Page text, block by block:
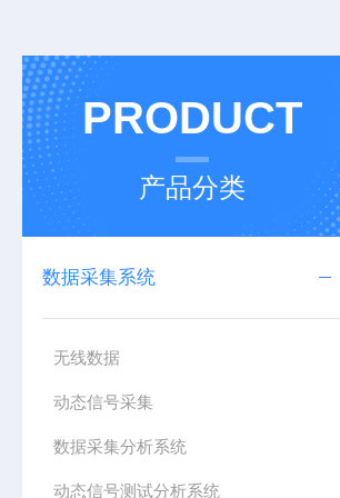
PRODUCT
产品分类
数据采集系统
无线数据
动态信号采集
数据采集分析系统
动态信号测试分析系统